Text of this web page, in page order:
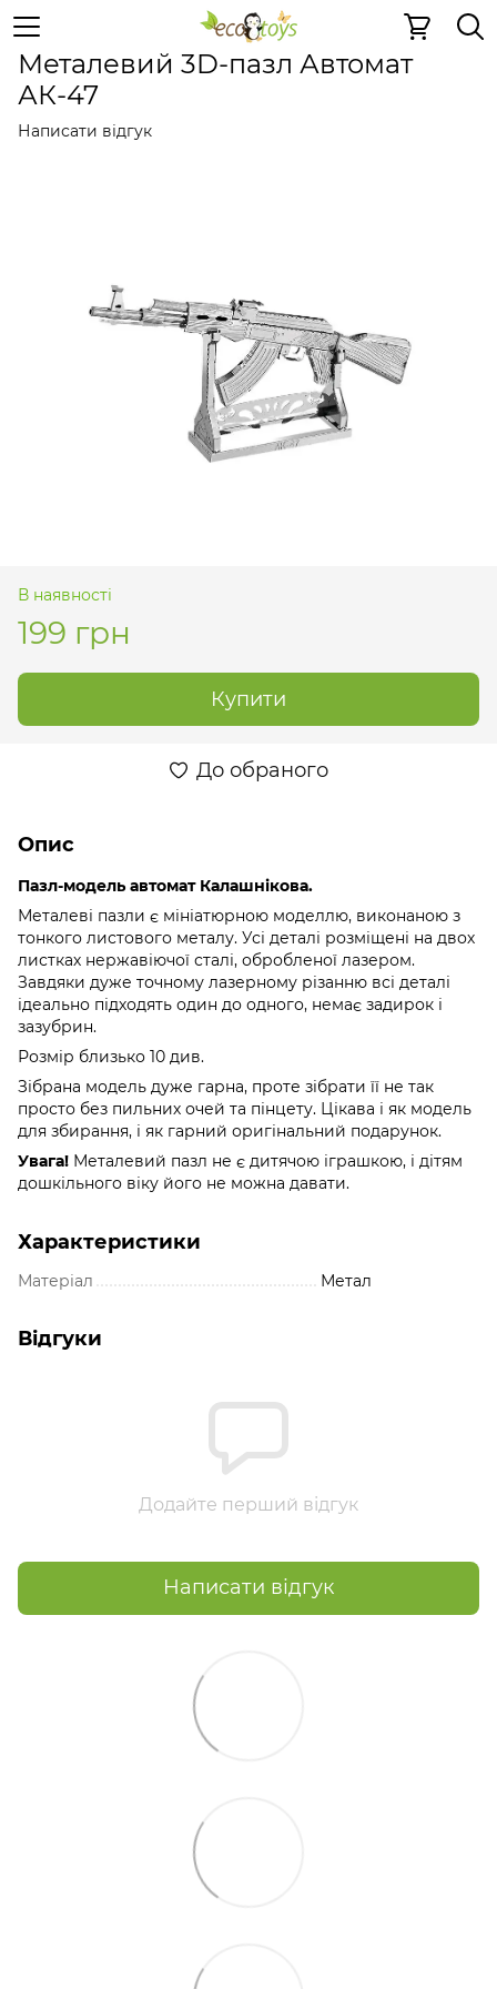
Металеві 3D пазли Металеві 3D
Металевий 3D-пазл Автомат
АК-47
Написати відгук
В наявності
199 грн
Купити
До обраного
Опис
Пазл-модель автомат Калашнікова.
Металеві пазли є мініатюрною моделлю, виконаною з
тонкого листового металу. Усі деталі розміщені на двох
листках нержавіючої сталі, обробленої лазером.
Завдяки дуже точному лазерному різанню всі деталі
ідеально підходять один до одного, немає задирок і
зазубрин.
Розмір близько 10 див.
Зібрана модель дуже гарна, проте зібрати її не так
просто без пильних очей та пінцету. Цікава і як модель
для збирання, і як гарний оригінальний подарунок.
Увага! Металевий пазл не є дитячою іграшкою, і дітям
дошкільного віку його не можна давати.
Характеристики
Матеріал Метал
Відгуки
Додайте перший відгук
Написати відгук